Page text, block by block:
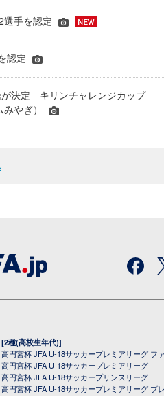
選手を認定
認定
が決定 キリンチャレンジカップ
やぎ）
[2種(高校生年代)]
高円宮杯 JFA U-18サッカープレミアリーグ フ
高円宮杯 JFA U-18サッカープレミアリーグ
高円宮杯 JFA U-18サッカープリンスリーグ
高円宮杯 JFA U-18サッカープレミアリーグ プ